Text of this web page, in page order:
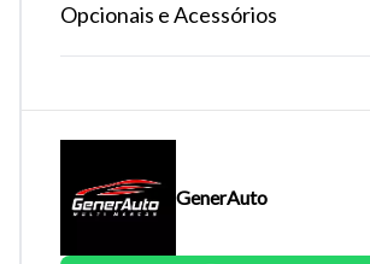
Opcionais e Acessórios
GenerAuto